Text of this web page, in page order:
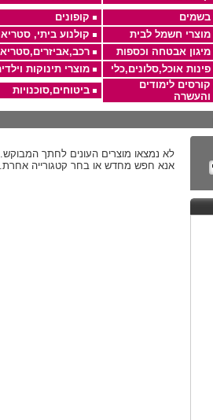
בשמים קופונים
מוצרי חשמל לבית קולנוע ביתי,
מיגון אבטחה וכספות
פינות אוכל,סלונים,כלי מוצרי תינוקות
קורסים לימודים
והעשרה
ביטוחים,סוכנויות
לא נמצאו מוצרים העונים לחתך המבוקש.
אנא חפש מחדש או בחר קטגורייה אחרת.